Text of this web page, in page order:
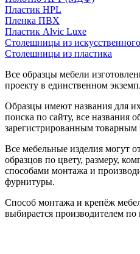
Пластик HPL
Пленка ПВХ
Пластик Alvic Luxe
Столешницы из
Столешницы из пластика
Все образцы мебели
проекту в единственном
Образцы имеют названия для
поиска по сайту, все названия
зарегистрированным товарным
Все мебельные изделия могут
образцов по цвету, размеру,
способами монтажа и
фурнитуры.
Способ монтажа и крепёж
выбирается производителем